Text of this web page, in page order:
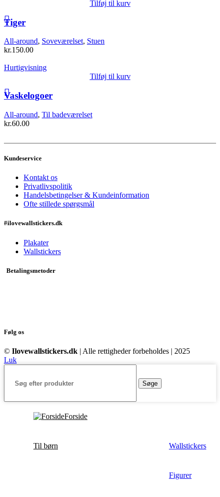
Tilføj til kurv
Tiger
All-around, Soveværelset, Stuen
kr.150.00
Hurtigvisning
Tilføj til kurv
Vaskelogoer
All-around, Til badeværelset
kr.60.00
Kundeservice
Kontakt os
Privatlivspolitik
Handelsbetingelser & Kundeinformation
Ofte stillede spørgsmål
#ilovewallstickers.dk
Plakater
Wallstickers
Betalingsmetoder
Følg os
© Ilovewallstickers.dk | Alle rettigheder forbeholdes | 2025
Luk
Søge
Forside
Til børn Wallstickers
Figurer